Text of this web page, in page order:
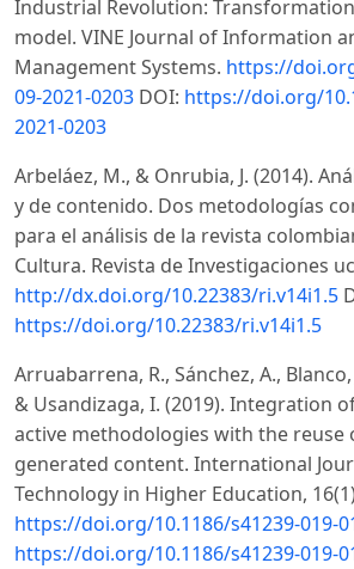
Industrial Revolution:
model. VINE Journal of Information
Management Systems. https://
09-2021-0203 DOI: https://doi.org/
2021-0203
Arbeláez, M., & Onrubia, J. (2014).
y de contenido. Dos metodologías
para el análisis de la revista
Cultura. Revista de Investigaciones
http://dx.doi.org/10.22383/ri.v14i1.5
https://doi.org/10.22383/ri.v14i1.5
Arruabarrena, R., Sánchez, A., Blanco,
& Usandizaga, I. (2019). Integration
active methodologies with the reuse
generated content. International
Technology in Higher Education,
https://doi.org/10.1186/s41239-019-
https://doi.org/10.1186/s41239-019-